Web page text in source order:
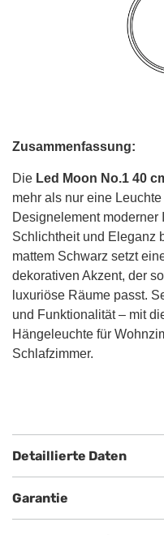
Zusammenfassung:
Die Led Moon No.1 40
mehr als nur eine
Designelement moderner
Schlichtheit und Eleganz
mattem Schwarz setzt
dekorativen Akzent, der
luxuriöse Räume passt.
und Funktionalität – mit
Hängeleuchte für
Schlafzimmer.
Detaillierte Daten
Garantie